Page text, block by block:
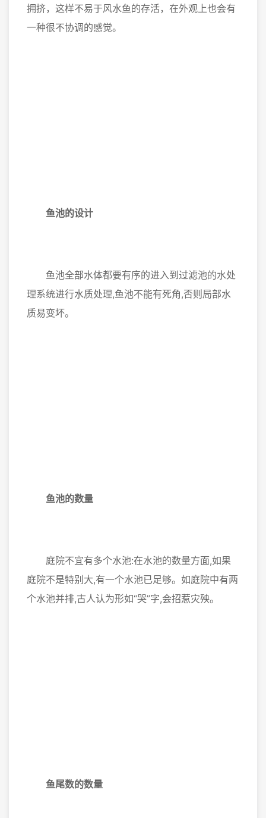
拥挤，这样不易于风水鱼的存活，在外观上也会有
一种很不协调的感觉。
鱼池的设计
鱼池全部水体都要有序的进入到过滤池的水处
理系统进行水质处理,鱼池不能有死角,否则局部水
质易变坏。
鱼池的数量
庭院不宜有多个水池:在水池的数量方面,如果
庭院不是特别大,有一个水池已足够。如庭院中有两
个水池并排,古人认为形如“哭”字,会招惹灾殃。
鱼尾数的数量